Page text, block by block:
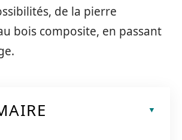
de la pierre
bois composite, en passant